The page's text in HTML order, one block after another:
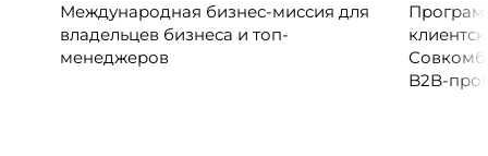
Международная бизнес-миссия для
владельцев бизнеса и топ-
менеджеров
B2B-